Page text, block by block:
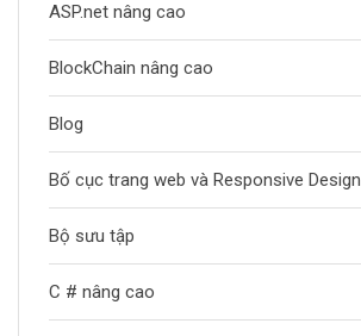
ASP.net nâng cao
BlockChain nâng cao
Blog
Bố cục trang web và Responsive Design
Bộ sưu tập
C # nâng cao